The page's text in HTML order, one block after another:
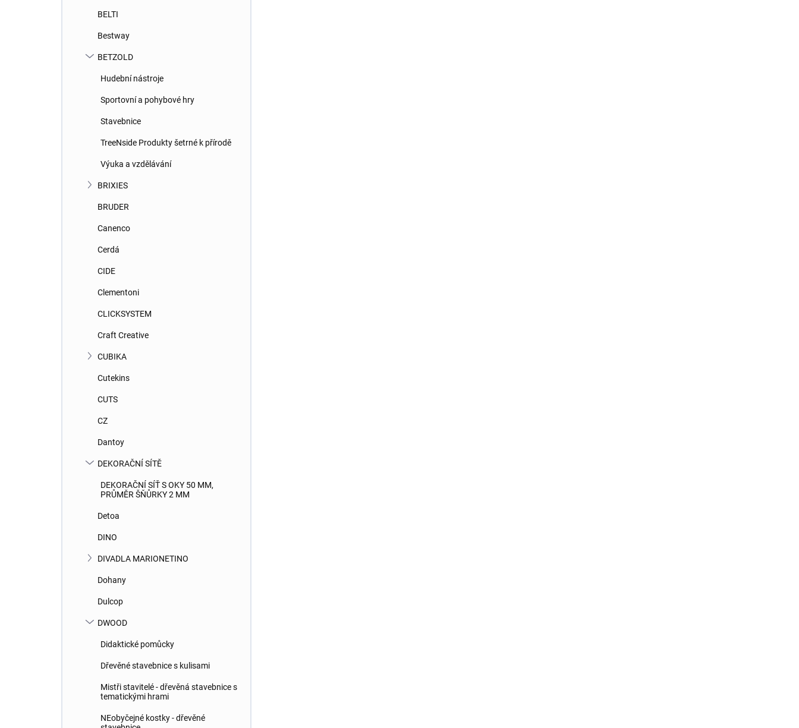
BELTI
Bestway
BETZOLD
Hudební nástroje
Sportovní a pohybové hry
Stavebnice
TreeNside Produkty šetrné k přírodě
Výuka a vzdělávání
BRIXIES
BRUDER
Canenco
Cerdá
CIDE
Clementoni
CLICKSYSTEM
Craft Creative
CUBIKA
Cutekins
CUTS
CZ
Dantoy
DEKORAČNÍ SÍTĚ
DEKORAČNÍ SÍŤ S OKY 50 MM,
PRŮMĚR ŠŇŮRKY 2 MM
Detoa
DINO
DIVADLA MARIONETINO
Dohany
Dulcop
DWOOD
Didaktické pomůcky
Dřevěné stavebnice s kulisami
Mistři stavitelé - dřevěná stavebnice s
tematickými hrami
NEobyčejné kostky - dřevěné